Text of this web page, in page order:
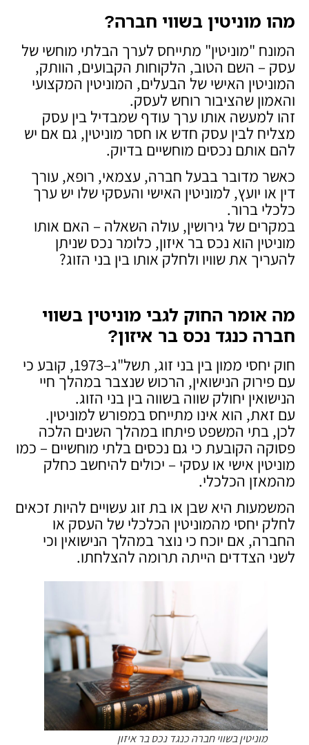
מהו מוניטין בשווי חברה?
המונח "מוניטין" מתייחס לערך הבלתי מוחשי של
עסק – השם הטוב, הלקוחות הקבועים, הוותק,
המוניטין האישי של הבעלים, המוניטין המקצועי
והאמון שהציבור רוחש לעסק.
זהו למעשה אותו ערך עודף שמבדיל בין עסק
מצליח לבין עסק חדש או חסר מוניטין, גם אם יש
להם אותם נכסים מוחשיים בדיוק.
כאשר מדובר בבעל חברה, עצמאי, רופא, עורך
דין או יועץ, למוניטין האישי והעסקי שלו יש ערך
כלכלי ברור.
במקרים של גירושין, עולה השאלה – האם אותו
מוניטין הוא נכס בר איזון, כלומר נכס שניתן
להעריך את שוויו ולחלק אותו בין בני הזוג?
מה אומר החוק לגבי מוניטין בשווי
חברה כנגד נכס בר איזון?
חוק יחסי ממון בין בני זוג, תשל"ג–1973, קובע כי
עם פירוק הנישואין, הרכוש שנצבר במהלך חיי
הנישואין יחולק שווה בשווה בין בני הזוג.
עם זאת, הוא אינו מתייחס במפורש למוניטין.
לכן, בתי המשפט פיתחו במהלך השנים הלכה
פסוקה הקובעת כי גם נכסים בלתי מוחשיים – כמו
מוניטין אישי או עסקי – יכולים להיחשב כחלק
מהמאזן הכלכלי.
המשמעות היא שבן או בת זוג עשויים להיות זכאים
לחלק יחסי מהמוניטין הכלכלי של העסק או
החברה, אם יוכח כי נוצר במהלך הנישואין וכי
לשני הצדדים הייתה תרומה להצלחתו.
מוניטין בשווי חברה כנגד נכס בר איזון